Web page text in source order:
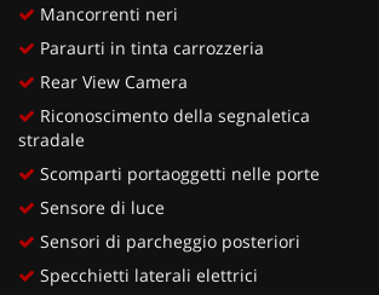
Mancorrenti neri
Paraurti in tinta carrozzeria
Rear View Camera
Riconoscimento della segnaletica
stradale
Scomparti portaoggetti nelle porte
Sensore di luce
Sensori di parcheggio posteriori
Specchietti laterali elettrici